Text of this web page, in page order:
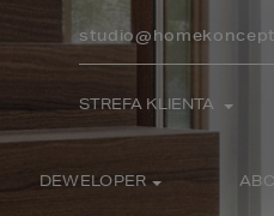
STREFA KLIENTA
DEWELOPER